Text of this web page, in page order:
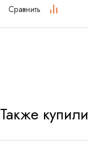
Сравнить
Также купили